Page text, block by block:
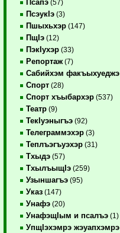
Псапэ (57)
ПсэукIэ (3)
Пшыхьхэр (147)
ПщIэ (12)
ПэкIухэр (33)
Репортаж (7)
Сабийхэм факъыхуеджэ
Спорт (28)
Спорт хъыбархэр (537)
Театр (9)
ТекIуэныгъэ (92)
Телеграммэхэр (3)
Теплъэгъуэхэр (31)
Тхыдэ (57)
ТхылъыщIэ (259)
Узыншагъэ (95)
Указ (147)
Унафэ (20)
УнафэщIым и псалъэ (1)
УпщIэхэмрэ жэуапхэмрэ